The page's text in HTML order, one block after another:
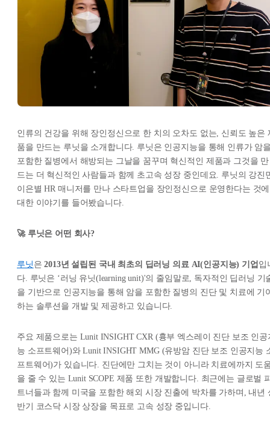
인류의 건강을 위해 장인정신으로 한 치의 오차도 없는, 신뢰도 높은
품을 만드는 루닛을 소개합니다. 루닛은 인공지능을 통해 인류가 암
포함한 질병에서 해방되는 그날을 꿈꾸며 혁신적인 제품과 그것을 만
드는 더 혁신적인 사람들과 함께 초고속 성장 중인데요. 루닛의 강진
이은별 HR 매니저를 만나 스타트업을 장인정신으로 운영한다는 것에
대한 이야기를 들어봤습니다.
🚀 루닛은 어떤 회사?
루닛 은2013년 설립된 국내 최초의 딥러닝 의료 AI(인공지능) 기업 입
다. 루닛은 ‘러닝 유닛(learning unit)'의 줄임말로, 독자적인 딥러닝 기
을 기반으로 인공지능을 통해 암을 포함한 질병의 진단 및 치료에 기
하는 솔루션을 개발 및 제공하고 있습니다.
주요 제품으로는 Lunit INSIGHT CXR (흉부 엑스레이 진단 보조 인공
능 소프트웨어)와 Lunit INSIGHT MMG (유방암 진단 보조 인공지능
프트웨어)가 있습니다. 진단에만 그치는 것이 아니라 치료에까지 도
을 줄 수 있는 Lunit SCOPE 제품 또한 개발합니다. 최근에는 글로벌
트너들과 함께 미국을 포함한 해외 시장 진출에 박차를 가하며, 내년
반기 코스닥 시장 상장을 목표로 고속 성장 중입니다.